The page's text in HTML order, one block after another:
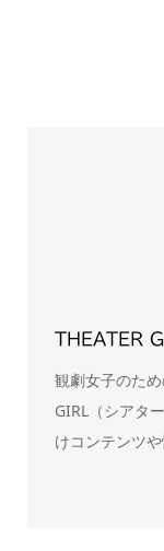
THEATER
観劇女子のた
GIRL（シアタ
けコンテンツや